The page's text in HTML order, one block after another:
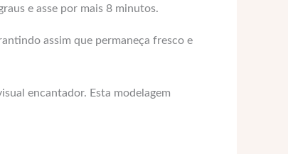
e asse por mais 8 minutos.
assim que permaneça fresco e
encantador. Esta modelagem